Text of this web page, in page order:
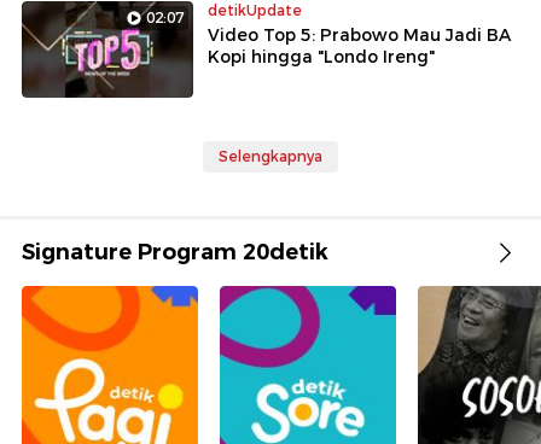
02:07 detikUpdate
Video Top 5: Prabowo Mau Jadi BA
Kopi hingga "Londo Ireng"
Selengkapnya
Signature Program 20detik